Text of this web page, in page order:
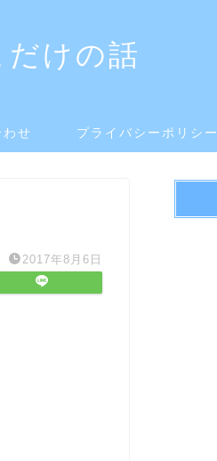
けの話
せ プライバシーポリシー
2017年8月6日